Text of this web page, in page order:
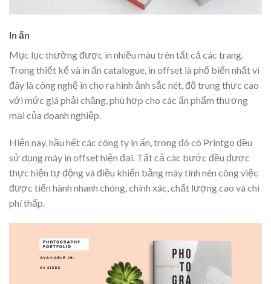
In ấn
Mục lục thường được in nhiều màu trên tất cả các trang.
Trong thiết kế và in ấn catalogue, in offset là phổ biến nhất vì
đây là công nghệ in cho ra hình ảnh sắc nét, độ trung thực cao
với mức giá phải chăng, phù hợp cho các ấn phẩm thương
mại của doanh nghiệp.
Hiện nay, hầu hết các công ty in ấn, trong đó có Printgo đều
sử dụng máy in offset hiện đại. Tất cả các bước đều được
thực hiện tự động và điều khiển bằng máy tính nên công việc
được tiến hành nhanh chóng, chính xác, chất lượng cao và chi
phí thấp.